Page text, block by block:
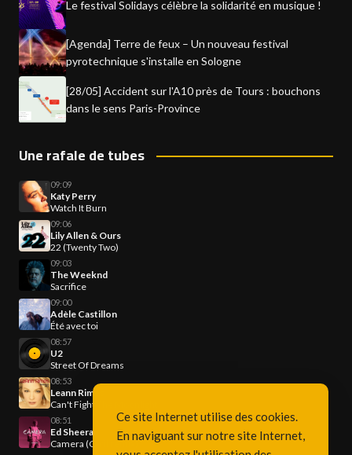
Le festival Solidays célèbre la solidarité en musique !
[Agenda] Terre de feux – Un nouveau festival
pyrotechnique s'installe en Sologne
[28/05] Accident sur l'A10 près de Tours : bouchons
dans le sens Paris-Province
Une rafale de tubes
09:09
Katy Perry
Watch It Burn
09:06
Lily Allen & Ours
22 (Twenty Two)
09:03
The Weeknd
Sacrifice
09:00
Adèle Castillon
Été avec toi
08:57
U2
Street Of Dreams
08:53
Leann Rimes
Can't Fight The Moonlight
08:51
Ed Sheeran
Camera (Cyril remix)
Ce site Internet utilise des cookies.
En naviguant sur notre site Internet,